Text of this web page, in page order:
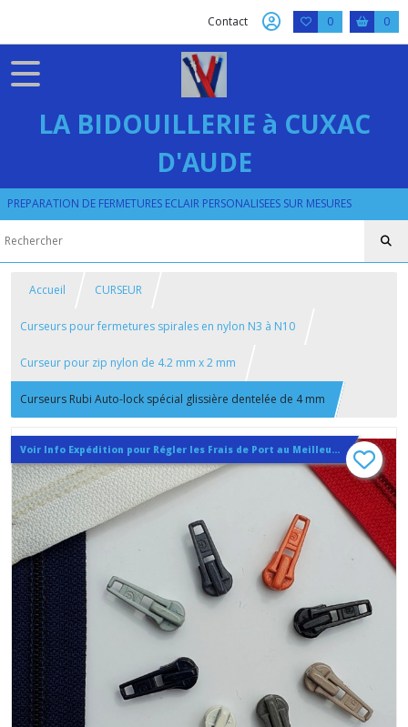
Contact 0 0
LA BIDOUILLERIE à CUXAC
D'AUDE
PREPARATION DE FERMETURES ECLAIR PERSONALISEES SUR MESURES
Accueil CURSEUR
Curseurs pour fermetures spirales en nylon N3 à N10
Curseur pour zip nylon de 4.2 mm x 2 mm
Curseurs Rubi Auto-lock spécial glissière dentelée de 4 mm
Voir Info Expédition pour Régler les Frais de Port au Meilleur Prix , En haut d'ecran à Droite